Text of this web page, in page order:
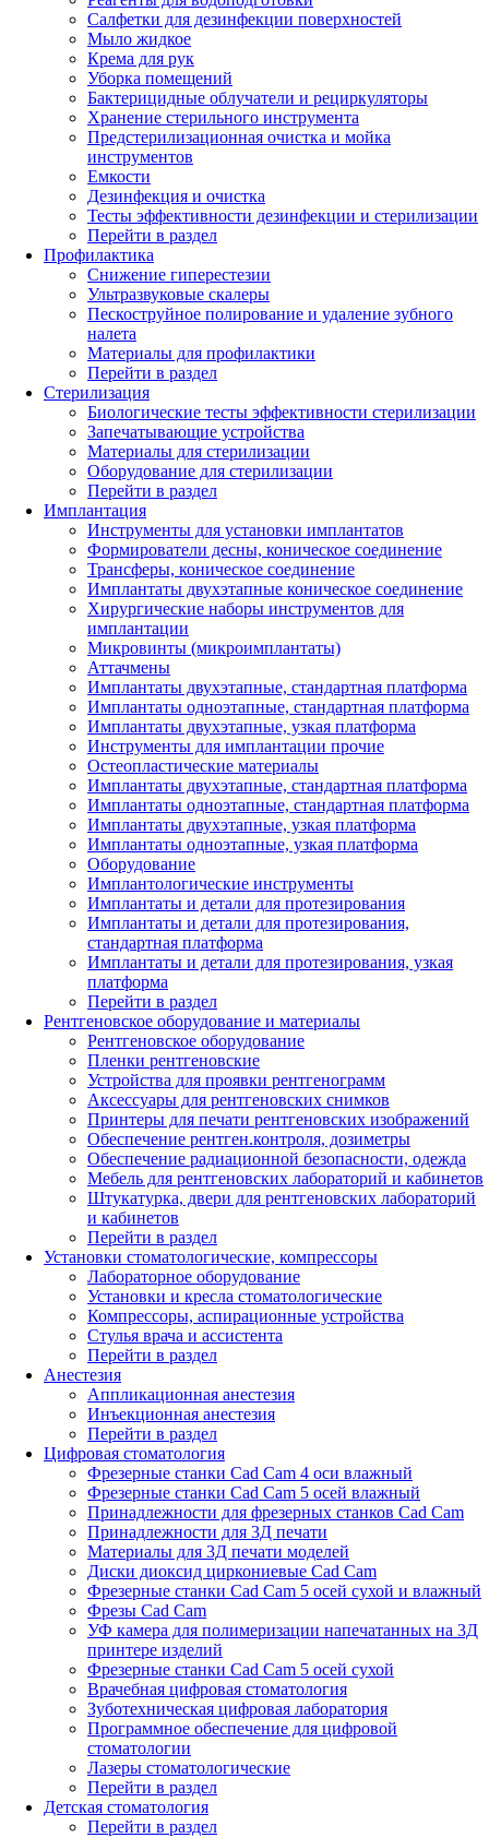
Салфетки для дезинфекции поверхностей
Мыло жидкое
Крема для рук
Уборка помещений
Бактерицидные облучатели и рециркуляторы
Хранение стерильного инструмента
Предстерилизационная очистка и мойка
инструментов
Емкости
Дезинфекция и очистка
Тесты эффективности дезинфекции и стерилизации
Перейти в раздел
Профилактика
Снижение гиперестезии
Ультразвуковые скалеры
Пескоструйное полирование и удаление зубного
налета
Материалы для профилактики
Перейти в раздел
Стерилизация
Биологические тесты эффективности стерилизации
Запечатывающие устройства
Материалы для стерилизации
Оборудование для стерилизации
Перейти в раздел
Имплантация
Инструменты для установки имплантатов
Формирователи десны, коническое соединение
Трансферы, коническое соединение
Имплантаты двухэтапные коническое соединение
Хирургические наборы инструментов для
имплантации
Микровинты (микроимплантаты)
Аттачмены
Имплантаты двухэтапные, стандартная платформа
Имплантаты одноэтапные, стандартная платформа
Имплантаты двухэтапные, узкая платформа
Инструменты для имплантации прочие
Остеопластические материалы
Имплантаты двухэтапные, стандартная платформа
Имплантаты одноэтапные, стандартная платформа
Имплантаты двухэтапные, узкая платформа
Имплантаты одноэтапные, узкая платформа
Оборудование
Имплантологические инструменты
Имплантаты и детали для протезирования
Имплантаты и детали для протезирования,
стандартная платформа
Имплантаты и детали для протезирования, узкая
платформа
Перейти в раздел
Рентгеновское оборудование и материалы
Рентгеновское оборудование
Пленки рентгеновские
Устройства для проявки рентгенограмм
Аксессуары для рентгеновских снимков
Принтеры для печати рентгеновских изображений
Обеспечение рентген.контроля, дозиметры
Обеспечение радиационной безопасности, одежда
Мебель для рентгеновских лабораторий и кабинетов
Штукатурка, двери для рентгеновских лабораторий
и кабинетов
Перейти в раздел
Установки стоматологические, компрессоры
Лабораторное оборудование
Установки и кресла стоматологические
Компрессоры, аспирационные устройства
Стулья врача и ассистента
Перейти в раздел
Анестезия
Аппликационная анестезия
Инъекционная анестезия
Перейти в раздел
Цифровая стоматология
Фрезерные станки Cad Cam 4 оси влажный
Фрезерные станки Cad Cam 5 осей влажный
Принадлежности для фрезерных станков Cad Cam
Принадлежности для 3Д печати
Материалы для 3Д печати моделей
Диски диоксид циркониевые Cad Cam
Фрезерные станки Cad Cam 5 осей сухой и влажный
Фрезы Cad Cam
УФ камера для полимеризации напечатанных на 3Д
принтере изделий
Фрезерные станки Cad Cam 5 осей сухой
Врачебная цифровая стоматология
Зуботехническая цифровая лаборатория
Программное обеспечение для цифровой
стоматологии
Лазеры стоматологические
Перейти в раздел
Детская стоматология
Перейти в раздел